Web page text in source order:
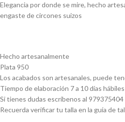
Elegancia por donde se mire, hecho
engaste de circones suizos
Hecho artesanalmente
Plata 950
Los acabados son artesanales, puede
Tiempo de elaboración 7 a 10 días hábiles
Si tienes dudas escríbenos al 979375404
Recuerda verificar tu talla en la guía de